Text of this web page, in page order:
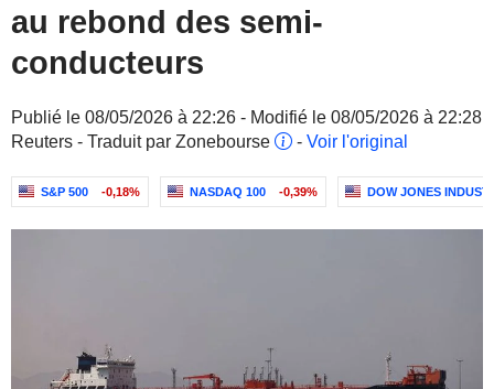
au rebond des semi-
conducteurs
Publié le 08/05/2026 à 22:26 - Modifié le 08/05/2026 à 22:28
Reuters - Traduit par Zonebourse
- Voir l'original
S&P 500 -0,18% NASDAQ 100 -0,39% DOW JONES